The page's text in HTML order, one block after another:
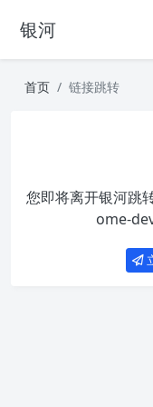
银河
首页 链接跳转
您即将离开银河跳
ome-